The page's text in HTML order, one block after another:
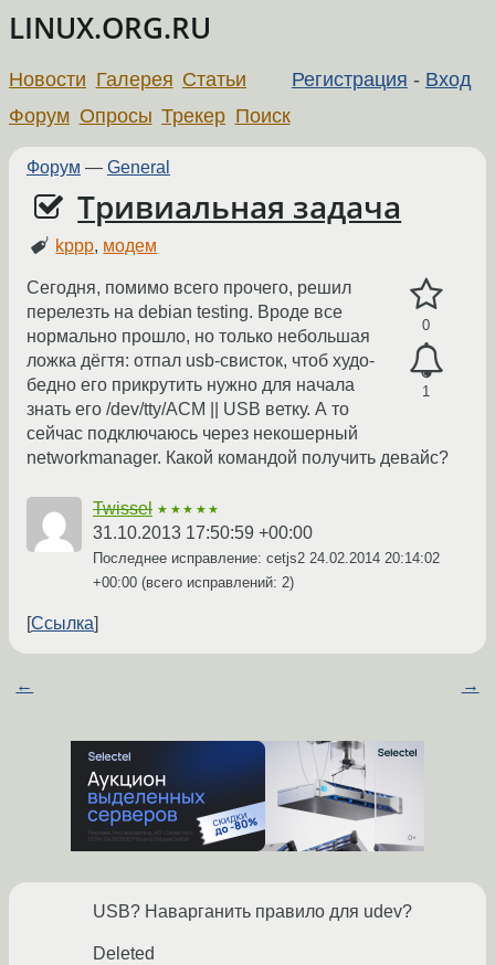
LINUX.ORG.RU
Регистрация - Вход
Новости Галерея Статьи
Форум Опросы Трекер Поиск
Форум — General
Тривиальная задача
kppp, модем
0
1
Сегодня, помимо всего прочего, решил
перелезть на debian testing. Вроде все
нормально прошло, но только небольшая
ложка дёгтя: отпал usb-свисток, чтоб худо-
бедно его прикрутить нужно для начала
знать его /dev/tty/ACM || USB ветку. А то
сейчас подключаюсь через некошерный
networkmanager. Какой командой получить девайс?
Twissel ★★★★★
31.10.2013 17:50:59 +00:00
Последнее исправление: cetjs2 24.02.2014 20:14:02
+00:00 (всего исправлений: 2)
Ссылка
← →
USB? Нaварганить правило для udev?
Deleted